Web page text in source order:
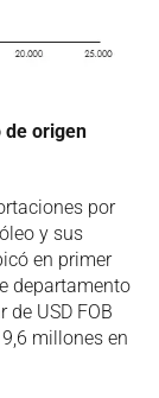
origen
por
y sus
en primer
departamento
USD FOB
millones en